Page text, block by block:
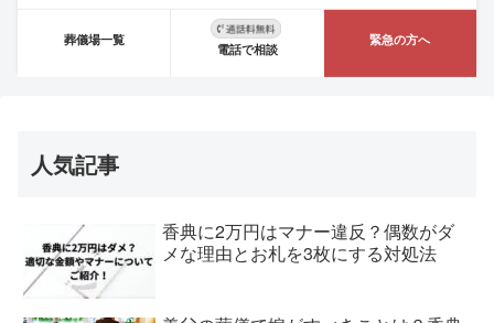
葬儀場一覧
電話で相談
緊急の方へ
人気記事
香典に2万円はマナー違反？偶数がダ
メな理由とお札を3枚にする対処法